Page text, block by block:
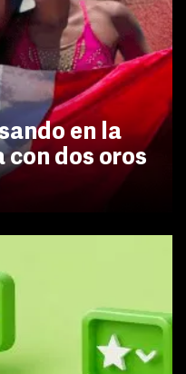
en la
dos oros